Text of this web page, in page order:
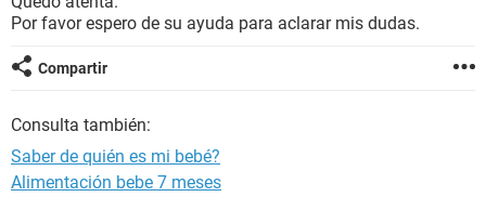
Por favor espero de su ayuda para aclarar mis dudas.
Compartir
Consulta también:
Saber de quién es mi bebé?
Alimentación bebe 7 meses